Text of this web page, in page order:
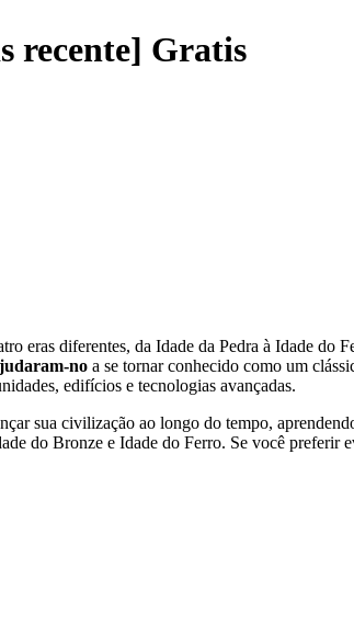
recente] Gratis
eras diferentes, da Idade da Pedra à Idade do
no a se tornar conhecido como um
edifícios e tecnologias avançadas.
sua civilização ao longo do tempo,
do Bronze e Idade do Ferro. Se você preferir